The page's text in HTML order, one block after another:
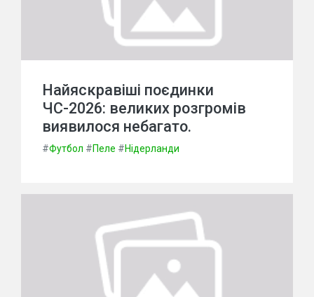
Найяскравіші поєдинки
ЧС-2026: великих розгромів
виявилося небагато.
#Футбол #Пеле #Нідерланди